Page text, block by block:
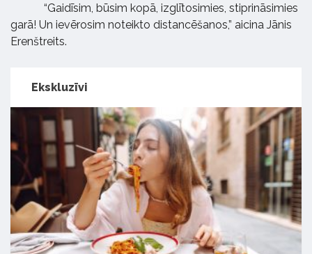
“Gaidīsim, būsim kopā, izglītosimies, stiprināsimies
garā! Un ievērosim noteikto distancēšanos,” aicina Jānis
Erenštreits.
Ekskluzīvi